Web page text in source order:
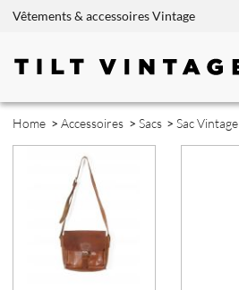
Vêtements & accessoires Vintage
Home > Accessoires > Sacs >Sac Vintage